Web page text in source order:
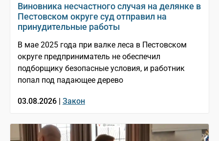
Виновника несчастного случая на делянке в
Пестовском округе суд отправил на
принудительные работы
В мае 2025 года при валке леса в Пестовском
округе предприниматель не обеспечил
подборщику безопасные условия, и работник
попал под падающее дерево
03.08.2026 | Закон